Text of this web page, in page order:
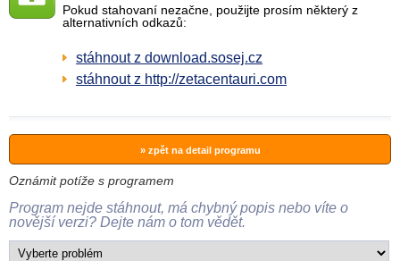
Pokud stahovaní nezačne, použijte prosím některý z
alternativních odkazů:
stáhnout z download.sosej.cz
stáhnout z http://zetacentauri.com
» zpět na detail programu
Oznámit potíže s programem
Program nejde stáhnout, má chybný popis nebo víte o
novější verzi? Dejte nám o tom vědět.